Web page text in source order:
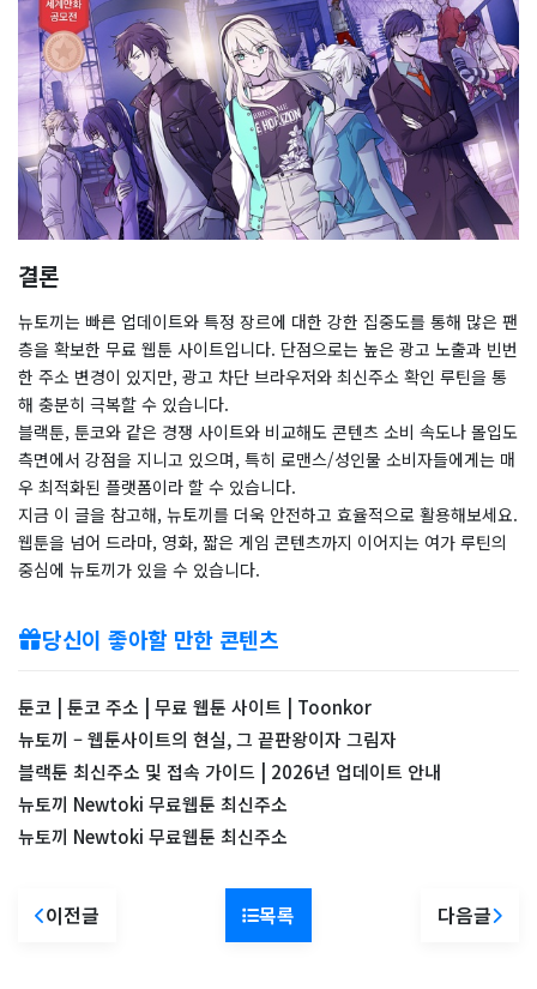
결론
뉴토끼는 빠른 업데이트와 특정 장르에 대한 강한 집중도를 통해 많은 팬
층을 확보한 무료 웹툰 사이트입니다. 단점으로는 높은 광고 노출과 빈번
한 주소 변경이 있지만, 광고 차단 브라우저와 최신주소 확인 루틴을 통
해 충분히 극복할 수 있습니다.
블랙툰, 툰코와 같은 경쟁 사이트와 비교해도 콘텐츠 소비 속도나 몰입도
측면에서 강점을 지니고 있으며, 특히 로맨스/성인물 소비자들에게는 매
우 최적화된 플랫폼이라 할 수 있습니다.
지금 이 글을 참고해, 뉴토끼를 더욱 안전하고 효율적으로 활용해보세요.
웹툰을 넘어 드라마, 영화, 짧은 게임 콘텐츠까지 이어지는 여가 루틴의
중심에 뉴토끼가 있을 수 있습니다.
당신이 좋아할 만한 콘텐츠
툰코 | 툰코 주소 | 무료 웹툰 사이트 | Toonkor
뉴토끼 – 웹툰사이트의 현실, 그 끝판왕이자 그림자
블랙툰 최신주소 및 접속 가이드 | 2026년 업데이트 안내
뉴토끼 Newtoki 무료웹툰 최신주소
뉴토끼 Newtoki 무료웹툰 최신주소
이전글 목록 다음글